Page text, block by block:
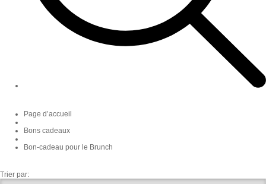
Page d’accueil
Bons cadeaux
Bon-cadeau pour le Brunch
Trier par: